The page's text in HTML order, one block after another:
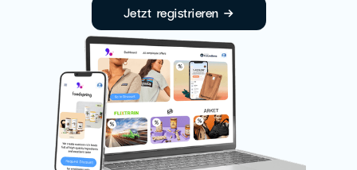
Jetzt registrieren →